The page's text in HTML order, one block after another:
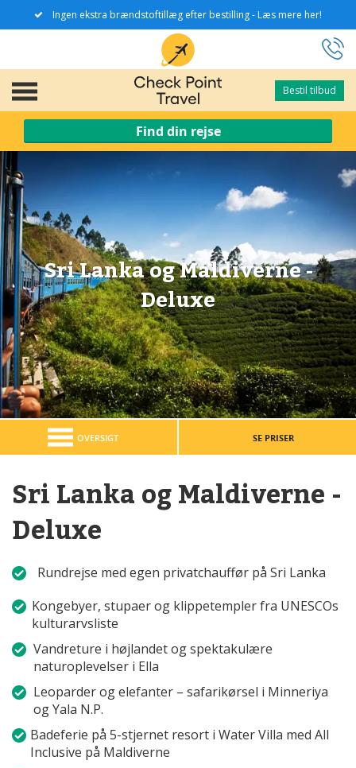
Ingen ekstra brændstoftillæg efter bestilling - Læs mere her!
Bestil tilbud
Bestil tilbud
Find din rejse
Sri Lanka og Maldiverne -
Deluxe
OVERSIGT SE PRISER
Sri Lanka og Maldiverne -
Deluxe
Rundrejse med egen privatchauffør på Sri Lanka
Kongebyer, stupaer og klippetempler fra UNESCOs
kulturarvsliste
Vandreture i højlandet og spektakulære
naturoplevelser i Ella
Leoparder og elefanter – safarikørsel i Minneriya
og Yala N.P.
Badeferie på 5-stjernet resort i Water Villa med All
Inclusive på Maldiverne